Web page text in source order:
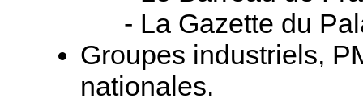
- La Gazette du
Groupes industriels,
nationales.